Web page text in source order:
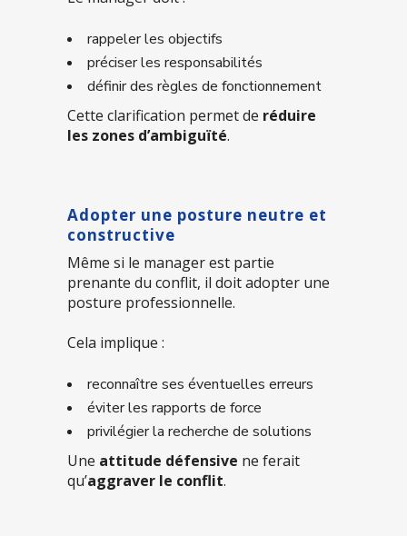
rappeler les objectifs
préciser les responsabilités
définir des règles de fonctionnement
Cette clarification permet de réduire
les zones d’ambiguïté.
Adopter une posture neutre et
constructive
Même si le manager est partie
prenante du conflit, il doit adopter une
posture professionnelle.
Cela implique :
reconnaître ses éventuelles erreurs
éviter les rapports de force
privilégier la recherche de solutions
Une attitude défensive ne ferait
qu’aggraver le conflit.